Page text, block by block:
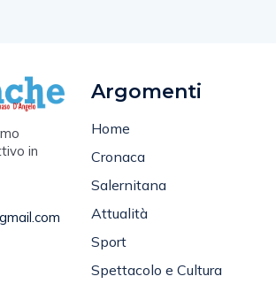
in
Argomenti
Home
Cronaca
Salernitana
Attualità
Sport
Spettacolo e Cultura